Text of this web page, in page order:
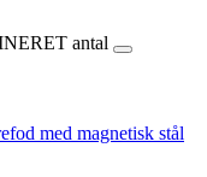
antal